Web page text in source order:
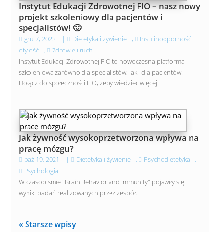
Instytut Edukacji Zdrowotnej FIO – nasz nowy
projekt szkoleniowy dla pacjentów i
specjalistów! 🙂
gru 7, 2023 | Dietetyka i żywienie ,
Insulinooporność i
otyłość
,
Zdrowie i ruch
Instytut Edukacji Zdrowotnej FIO to nowoczesna platforma
szkoleniowa zarówno dla specjalistów, jak i dla pacjentów.
Dołącz do społeczności FIO, żeby wiedzieć więcej!
Jak żywność wysokoprzetworzona wpływa na
pracę mózgu?
paź 19, 2021 | Dietetyka i żywienie , Psychodietetyka
,
Psychologia
W czasopiśmie "Brain Behavior and Immunity" pojawiły się
wyniki badań realizowanych przez zespół...
« Starsze wpisy